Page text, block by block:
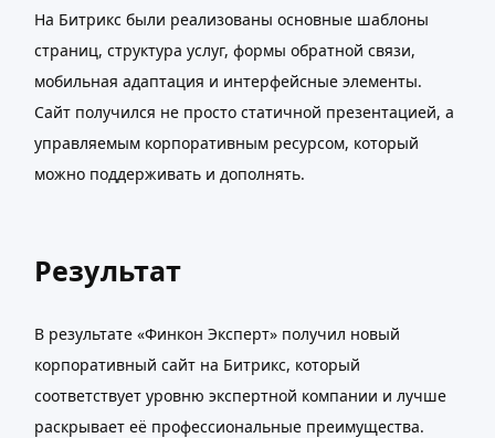
На Битрикс были реализованы основные шаблоны
страниц, структура услуг, формы обратной связи,
мобильная адаптация и интерфейсные элементы.
Сайт получился не просто статичной презентацией, а
управляемым корпоративным ресурсом, который
можно поддерживать и дополнять.
Результат
В результате «Финкон Эксперт» получил новый
корпоративный сайт на Битрикс, который
соответствует уровню экспертной компании и лучше
раскрывает её профессиональные преимущества.